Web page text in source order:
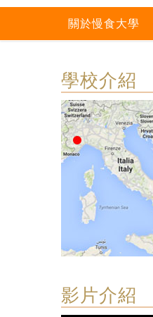
關於慢食大學
學校介紹
影片介紹